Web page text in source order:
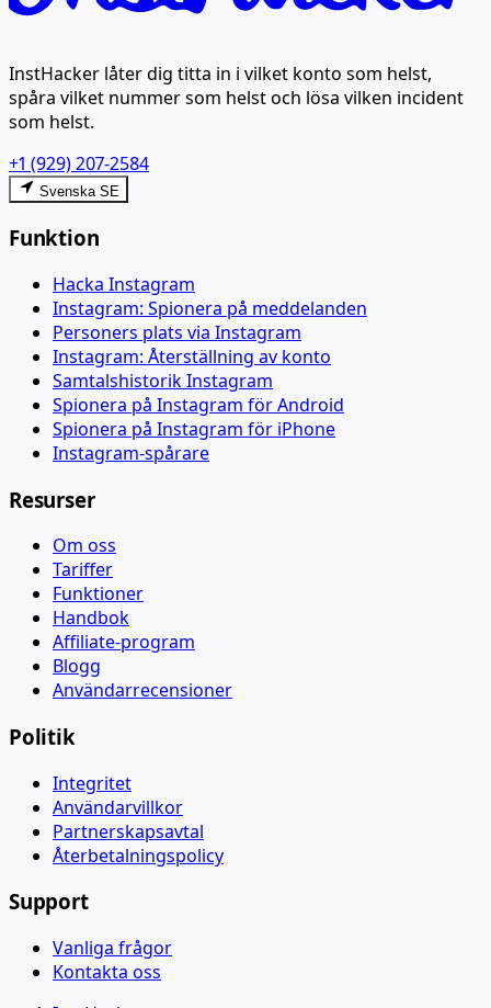
InstHacker låter dig titta in i vilket konto som helst,
spåra vilket nummer som helst och lösa vilken incident
som helst.
+1 (929) 207-2584
Svenska SE
Funktion
Hacka Instagram
Instagram: Spionera på meddelanden
Personers plats via Instagram
Instagram: Återställning av konto
Samtalshistorik Instagram
Spionera på Instagram för Android
Spionera på Instagram för iPhone
Instagram-spårare
Resurser
Om oss
Tariffer
Funktioner
Handbok
Affiliate-program
Blogg
Användarrecensioner
Politik
Integritet
Användarvillkor
Partnerskapsavtal
Återbetalningspolicy
Support
Vanliga frågor
Kontakta oss